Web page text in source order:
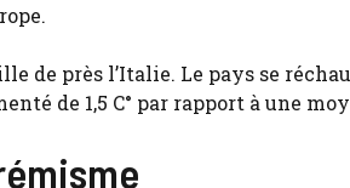
de près l’Italie. Le pays se
de 1,5 C° par rapport à une